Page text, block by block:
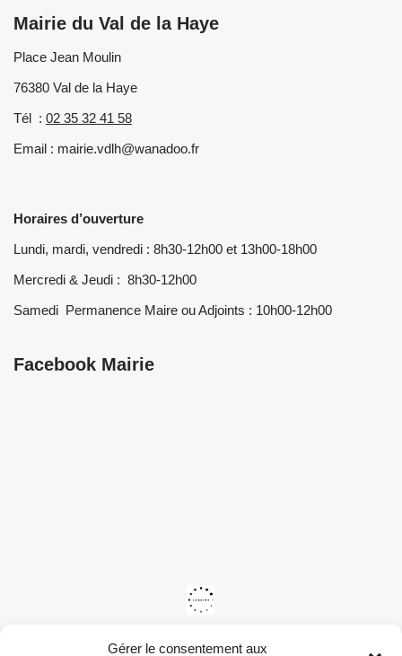
Gérer le consentement aux
Mairie du Val de la Haye
Place Jean Moulin
76380 Val de la Haye
Tél : 02 35 32 41 58
Email : mairie.vdlh@wanadoo.fr
Horaires d’ouverture
Lundi, mardi, vendredi : 8h30-12h00 et 13h00-18h00
Mercredi & Jeudi : 8h30-12h00
Samedi Permanence Maire ou Adjoints : 10h00-12h00
Facebook Mairie